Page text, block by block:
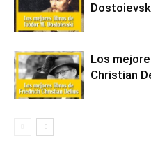
Los
Christian